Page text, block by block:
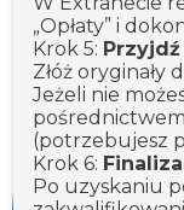
„Opłaty” i
Krok 5:
Złóż
Jeżeli nie
(potrzebujesz
Krok 6:
Po uzyskaniu